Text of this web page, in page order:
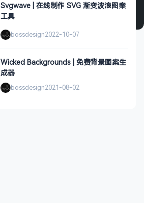
Svgwave | 在线制作 SVG 渐变波浪图案
工具
bossdesign2022-10-07
Wicked Backgrounds | 免费背景图案生
成器
bossdesign2021-08-02